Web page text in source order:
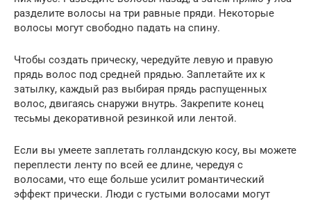
разделите волосы на три равные пряди. Некоторые
волосы могут свободно падать на спину.
Чтобы создать прическу, чередуйте левую и правую
прядь волос под средней прядью. Заплетайте их к
затылку, каждый раз выбирая прядь распущенных
волос, двигаясь снаружи внутрь. Закрепите конец
тесьмы декоративной резинкой или лентой.
Если вы умеете заплетать голландскую косу, вы можете
переплести ленту по всей ее длине, чередуя с
волосами, что еще больше усилит романтический
эффект прически. Люди с густыми волосами могут